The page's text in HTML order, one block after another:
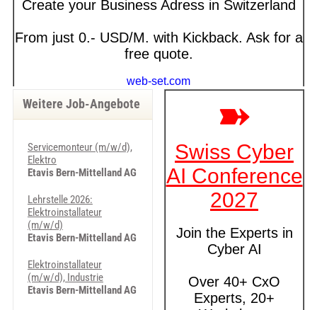
Weitere Job-Angebote
Servicemonteur (m/w/d),
Elektro
Etavis Bern-Mittelland AG
Lehrstelle 2026:
Elektroinstallateur
(m/w/d)
Etavis Bern-Mittelland AG
Elektroinstallateur
(m/w/d), Industrie
Etavis Bern-Mittelland AG